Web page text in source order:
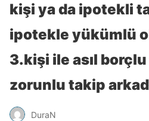
kişi ya da ipotekli
ipotekle yükümlü
3.kişi ile asıl borçlu
zorunlu takip
DuraN